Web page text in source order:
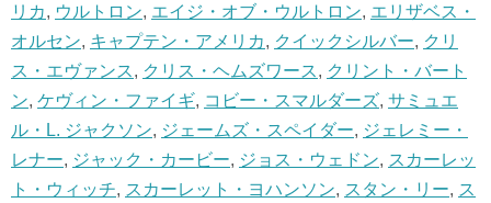
リカ, ウルトロン, エイジ・オブ・ウルトロン, エリザベス・
オルセン, キャプテン・アメリカ, クイックシルバー, クリ
ス・エヴァンス, クリス・ヘムズワース, クリント・バート
ン, ケヴィン・ファイギ, コビー・スマルダーズ, サミュエ
ル・L. ジャクソン, ジェームズ・スペイダー, ジェレミー・
レナー, ジャック・カービー, ジョス・ウェドン, スカーレッ
ト・ウィッチ, スカーレット・ヨハンソン, スタン・リー, ス